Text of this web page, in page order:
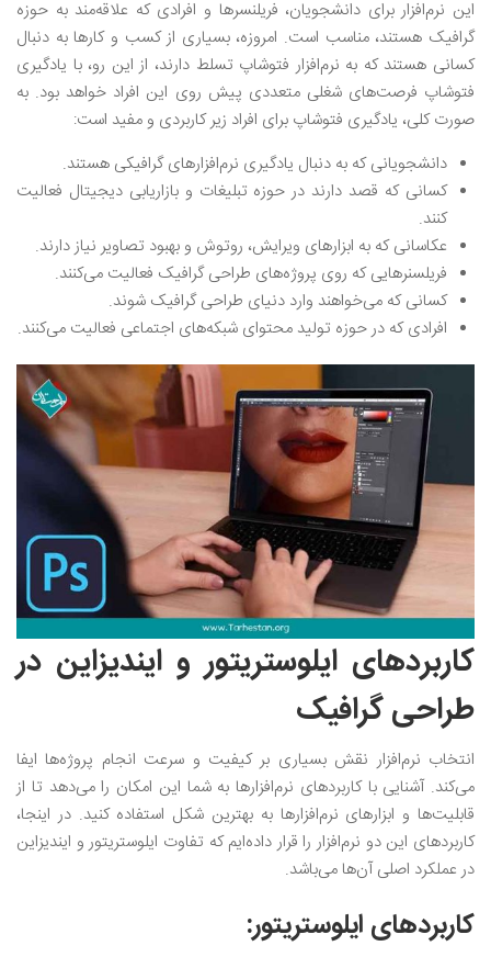
این نرم‌افزار برای دانشجویان، فریلنسرها و افرادی که علاقه‌مند به حوزه
گرافیک هستند، مناسب است. امروزه، بسیاری از کسب و کارها به دنبال
کسانی هستند که به نرم‌افزار فتوشاپ تسلط دارند، از این رو، با یادگیری
فتوشاپ فرصت‌های شغلی متعددی پیش روی این افراد خواهد بود. به
صورت کلی، یادگیری فتوشاپ برای افراد زیر کاربردی و مفید است:
دانشجویانی که به دنبال یادگیری نرم‌افزار‌های گرافیکی هستند.
کسانی که قصد دارند در حوزه تبلیغات و بازاریابی دیجیتال فعالیت
کنند.
عکاسانی که به ابزارهای ویرایش، روتوش و بهبود تصاویر نیاز دارند.
فریلسنرهایی که روی پروژه‌های طراحی گرافیک فعالیت می‌کنند.
کسانی که می‌خواهند وارد دنیای طراحی گرافیک شوند.
افرادی که در حوزه تولید محتوای شبکه‌های اجتماعی فعالیت می‌کنند.
کاربردهای ایلوستریتور و ایندیزاین در
طراحی گرافیک
انتخاب نرم‌افزار نقش بسیاری بر کیفیت و سرعت انجام پروژه‌ها ایفا
می‌کند. آشنایی با کاربرد‌های نرم‌افزارها به شما این امکان را می‌دهد تا از
قابلیت‌ها و ابزارهای نرم‌افزار‌ها به بهترین شکل استفاده کنید. در اینجا،
کاربردهای این دو نرم‌افزار را قرار داده‌ایم که تفاوت ایلوستریتور و ایندیزاین
در عملکرد اصلی آن‌ها می‌باشد‌.
کاربردهای ایلوستریتور: